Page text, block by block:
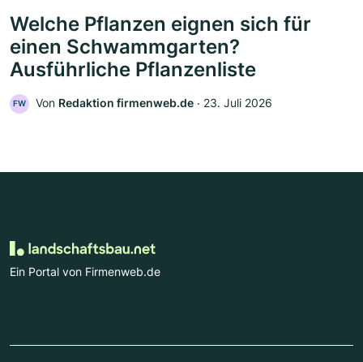
Welche Pflanzen eignen sich für
einen Schwammgarten?
Ausführliche Pflanzenliste
FW Von Redaktion firmenweb.de ‧ 23. Juli 2026
Ein Portal von Firmenweb.de